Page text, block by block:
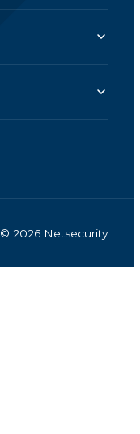
© 2026 Netsecurity